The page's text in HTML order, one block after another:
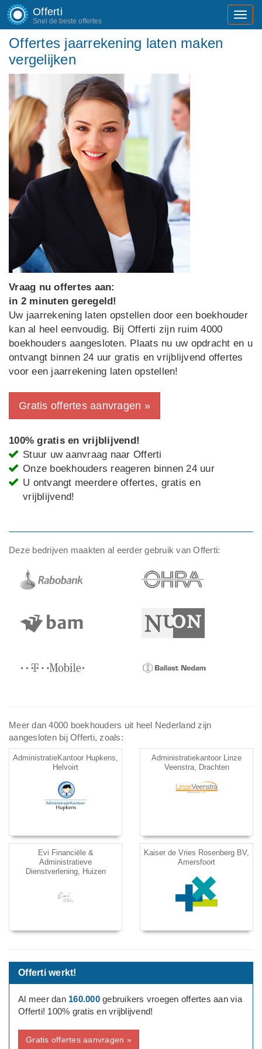
Offerti
Snel de beste offertes
Offertes jaarrekening laten maken
vergelijken
Vraag nu offertes aan:
in 2 minuten geregeld!
Uw jaarrekening laten opstellen door een boekhouder
kan al heel eenvoudig. Bij Offerti zijn ruim 4000
boekhouders aangesloten. Plaats nu uw opdracht en u
ontvangt binnen 24 uur gratis en vrijblijvend offertes
voor een jaarrekening laten opstellen!
Gratis offertes aanvragen »
100% gratis en vrijblijvend!
Stuur uw aanvraag naar Offerti
Onze boekhouders reageren binnen 24 uur
U ontvangt meerdere offertes, gratis en
vrijblijvend!
Deze bedrijven maakten al eerder gebruik van Offerti:
Meer dan 4000 boekhouders uit heel Nederland zijn
aangesloten bij Offerti, zoals:
AdministratieKantoor Hupkens,
Helvoirt
Administratiekantoor Linze
Veenstra, Drachten
Evi Financiële &
Administratieve
Dienstverlening, Huizen
Kaiser de Vries Rosenberg BV,
Amersfoort
Offerti werkt!
Al meer dan 160.000gebruikers vroegen offertes aan via
Offerti! 100% gratis en vrijblijvend!
Gratis offertes aanvragen »